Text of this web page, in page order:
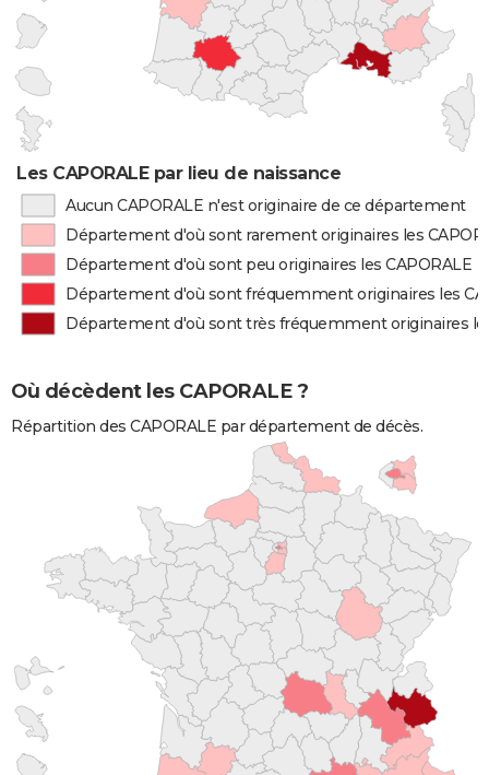
Les CAPORALE par lieu de naissance
Aucun CAPORALE n'est originaire de ce département
Département d'où sont rarement originaires les
Département d'où sont peu originaires les CAPORALE
Département d'où sont fréquemment originaires les
Département d'où sont très fréquemment originaires
Où décèdent les CAPORALE ?
Répartition des CAPORALE par département de décès.